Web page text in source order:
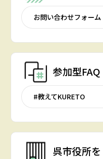
お問い合わせフォーム
参加型FAQ
#教えてKURETO
呉市役所を